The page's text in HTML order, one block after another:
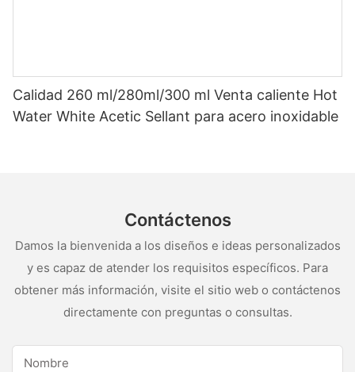
Calidad 260 ml/280ml/300 ml Venta caliente Hot
Water White Acetic Sellant para acero inoxidable
Contáctenos
Damos la bienvenida a los diseños e ideas personalizados
y es capaz de atender los requisitos específicos. Para
obtener más información, visite el sitio web o contáctenos
directamente con preguntas o consultas.
Nombre